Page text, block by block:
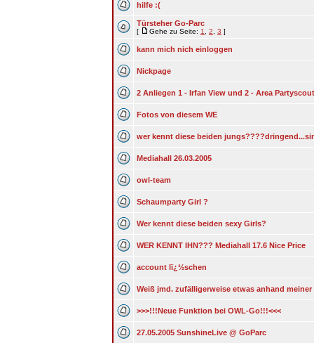
hilfe :(
Türsteher Go-Parc
[ Gehe zu Seite: 1 2 3 ]
kann mich nich einloggen
Nickpage
2 Anliegen 1 - Irfan View und 2 - Area Partyscout
Fotos von diesem WE
wer kennt diese beiden
Mediahall 26.03.2005
owl-team
Schaumparty Girl ?
Wer kennt diese beiden sexy Girls?
WER KENNT IHN??? Mediahall 17.6 Nice Price
account lï¿½schen
Weiß jmd. zufälligerweise etwas anhand
>>>!!!Neue Funktion bei OWL-Go!!!<<<
27.05.2005 SunshineLive @ GoParc